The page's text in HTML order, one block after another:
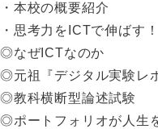
・本校の概要紹介
・思考力をICTで伸ばす！
◎なぜICTなのか
◎元祖『デジタル実験レ
◎教科横断型論述試験
◎ポートフォリオが人生